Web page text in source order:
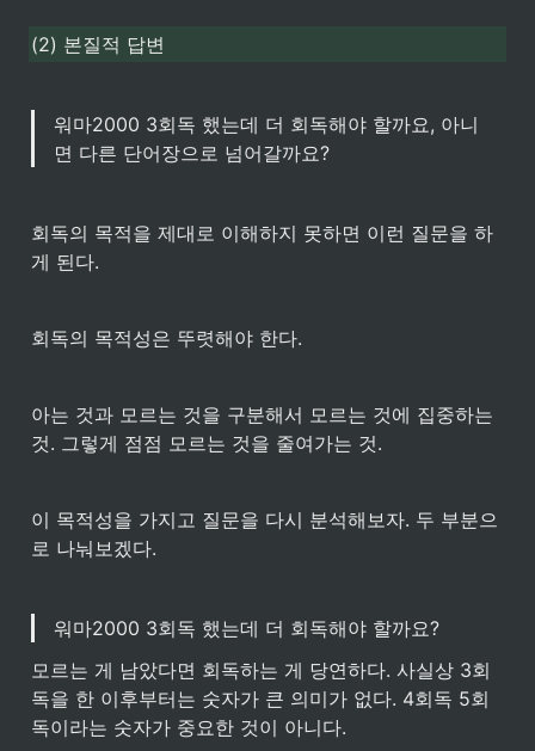
(2) 본질적 답변
워마2000 3회독 했는데 더 회독해야 할까요, 아니
면 다른 단어장으로 넘어갈까요?
회독의 목적을 제대로 이해하지 못하면 이런 질문을 하
게 된다.
회독의 목적성은 뚜렷해야 한다.
아는 것과 모르는 것을 구분해서 모르는 것에 집중하는
것. 그렇게 점점 모르는 것을 줄여가는 것.
이 목적성을 가지고 질문을 다시 분석해보자. 두 부분으
로 나눠보겠다.
워마2000 3회독 했는데 더 회독해야 할까요?
모르는 게 남았다면 회독하는 게 당연하다. 사실상 3회
독을 한 이후부터는 숫자가 큰 의미가 없다. 4회독 5회
독이라는 숫자가 중요한 것이 아니다.